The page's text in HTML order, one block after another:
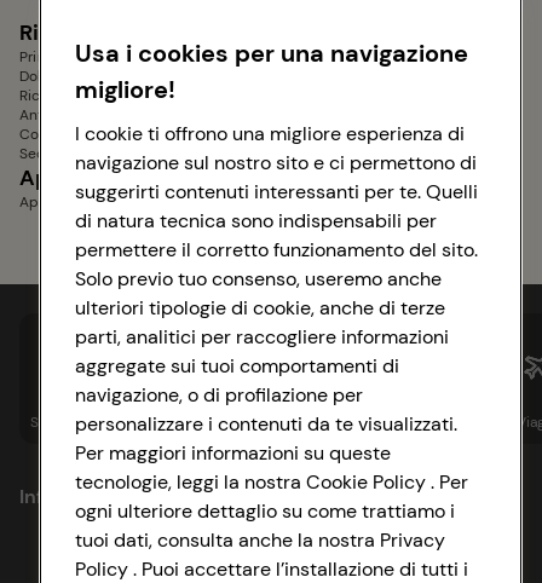
Ricette Bimby
Primi Piatti Bimby
Dolci Bimby
Ricette Dietetiche Bimby
Antipasti Bimby
Contorni Bimby
Secondi Piatti Bimby
Contorni di Verdure
Aperitivi e Stuzzichini
Aperitivi senza glutine
Piatti Unici
Spesa online Assicurazioni Sapori& Istituzionale
Informazioni
Privacy Policy
Usa i cookies per una navigazione
migliore!
I cookie ti offrono una migliore esperienza di
navigazione sul nostro sito e ci permettono di
suggerirti contenuti interessanti per te. Quelli
di natura tecnica sono indispensabili per
permettere il corretto funzionamento del sito.
Solo previo tuo consenso, useremo anche
ulteriori tipologie di cookie, anche di terze
parti, analitici per raccogliere informazioni
aggregate sui tuoi comportamenti di
navigazione, o di profilazione per
personalizzare i contenuti da te visualizzati.
Per maggiori informazioni su queste
tecnologie, leggi la nostra Cookie Policy . Per
ogni ulteriore dettaglio su come trattiamo i
tuoi dati, consulta anche la nostra Privacy
Policy . Puoi accettare l’installazione di tutti i